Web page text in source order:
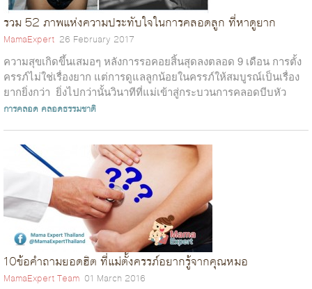
รวม 52 ภาพแห่งความประทับใจในการคลอดลูก ที่หาดูยาก
MamaExpert 26 February 2017
ความสุขเกิดขึ้นเสมอๆ หลังการรอคอยสิ้นสุดลงตลอด 9 เดือน การตั้ง
ครรภ์ไม่ใช่เรื่องยาก แต่การดูแลลูกน้อยในครรภ์ให้สมบูรณ์เป็นเรื่อง
ยากยิ่งกว่า ยิ่งไปกว่านั้นวินาทีที่แม่เข้าสู่กระบวนการคลอดบีบหัว
ใจข...
การคลอด คลอดธรรมชาติ
10ข้อคำถามยอดฮิต ที่แม่ตั้งครรภ์อยากรู้จากคุณหมอ
MamaExpert Team 01 March 2016